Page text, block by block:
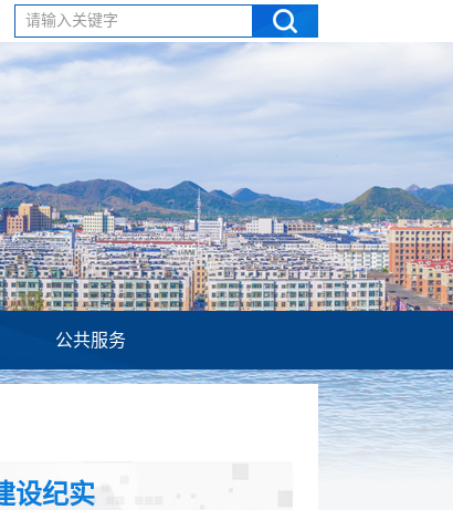
请输入关键字
公共服务
设纪实